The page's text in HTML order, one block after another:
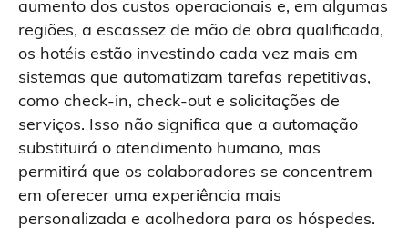
aumento dos custos operacionais e, em algumas
regiões, a escassez de mão de obra qualificada,
os hotéis estão investindo cada vez mais em
sistemas que automatizam tarefas repetitivas,
como check-in, check-out e solicitações de
serviços. Isso não significa que a automação
substituirá o atendimento humano, mas
permitirá que os colaboradores se concentrem
em oferecer uma experiência mais
personalizada e acolhedora para os hóspedes.